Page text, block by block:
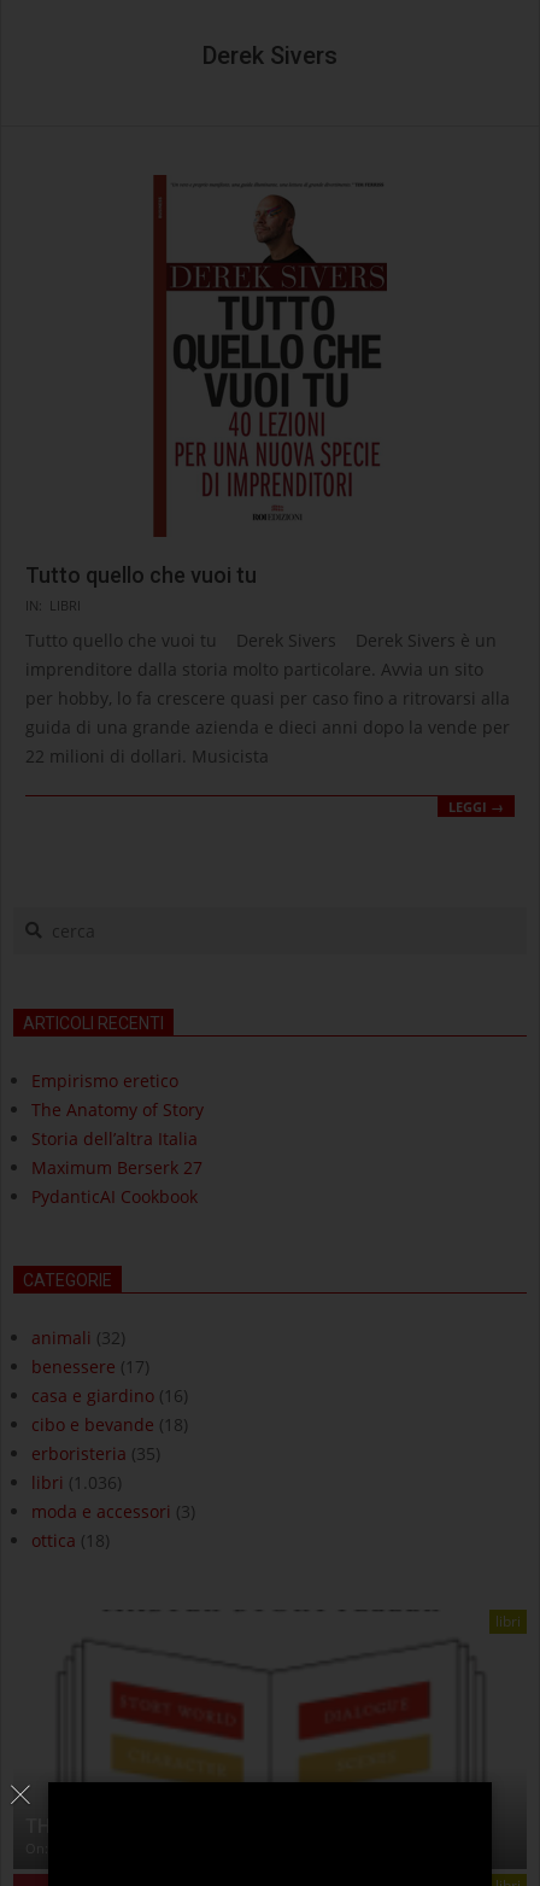
Derek Sivers
Tutto quello che vuoi tu
2025-
04-
22
IN: LIBRI
Tutto quello che vuoi tu Derek Sivers Derek Sivers è un
imprenditore dalla storia molto particolare. Avvia un sito
per hobby, lo fa crescere quasi per caso fino a ritrovarsi alla
guida di una grande azienda e dieci anni dopo la vende per
22 milioni di dollari. Musicista
LEGGI →
cerca
ARTICOLI RECENTI
Empirismo eretico
The Anatomy of Story
Storia dell’altra Italia
Maximum Berserk 27
PydanticAI Cookbook
CATEGORIE
animali (32)
benessere (17)
casa e giardino (16)
cibo e bevande (18)
erboristeria (35)
libri (1.036)
moda e accessori (3)
ottica (18)
libri